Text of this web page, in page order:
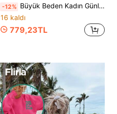
-12% Büyük Beden Kadın Günlük Sonbahar/Kış Uzun Kollu Cepli Sweatshirt Pembe
16 kaldı
779,23TL